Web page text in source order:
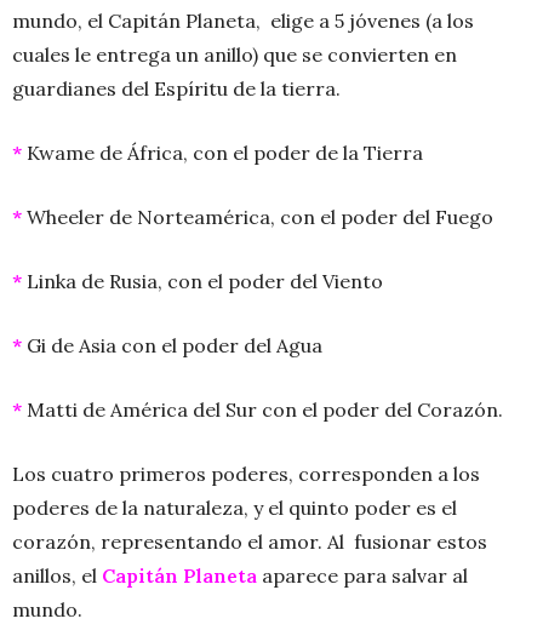
mundo, el Capitán Planeta, elige a 5 jóvenes (a los
cuales le entrega un anillo) que se convierten en
guardianes del Espíritu de la tierra.
* Kwame de África, con el poder de la Tierra
* Wheeler de Norteamérica, con el poder del Fuego
* Linka de Rusia, con el poder del Viento
* Gi de Asia con el poder del Agua
* Matti de América del Sur con el poder del Corazón.
Los cuatro primeros poderes, corresponden a los
poderes de la naturaleza, y el quinto poder es el
corazón, representando el amor. Al fusionar estos
anillos, el Capitán Planeta aparece para salvar al
mundo.